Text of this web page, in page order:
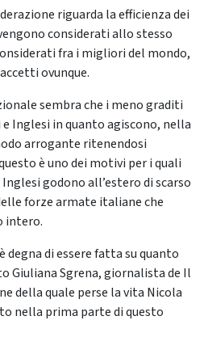
riguarda la efficienza dei
considerati allo stesso
fra i migliori del mondo,
ovunque.
sembra che i meno graditi
Inglesi in quanto agiscono, nella
arrogante ritenendosi
è uno dei motivi per i quali
godono all’estero di scarso
forze armate italiane che
intero.
degna di essere fatta su quanto
Giuliana Sgrena, giornalista de Il
della quale perse la vita Nicola
nella prima parte di questo